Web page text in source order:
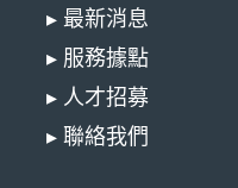
▸ 最新消息
▸ 服務據點
▸ 人才招募
▸ 聯絡我們